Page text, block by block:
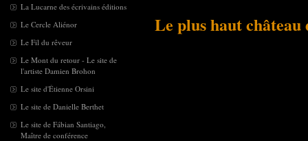
La Lucarne des écrivains éditions
Le Cercle Aliénor
Le Fil du rêveur
Le Mont du retour - Le site de
l'artiste Damien Brohon
Le site d'Étienne Orsini
Le site de Danielle Berthet
Le site de Fábian Santiago,
Maître de conférence
Le plus haut château